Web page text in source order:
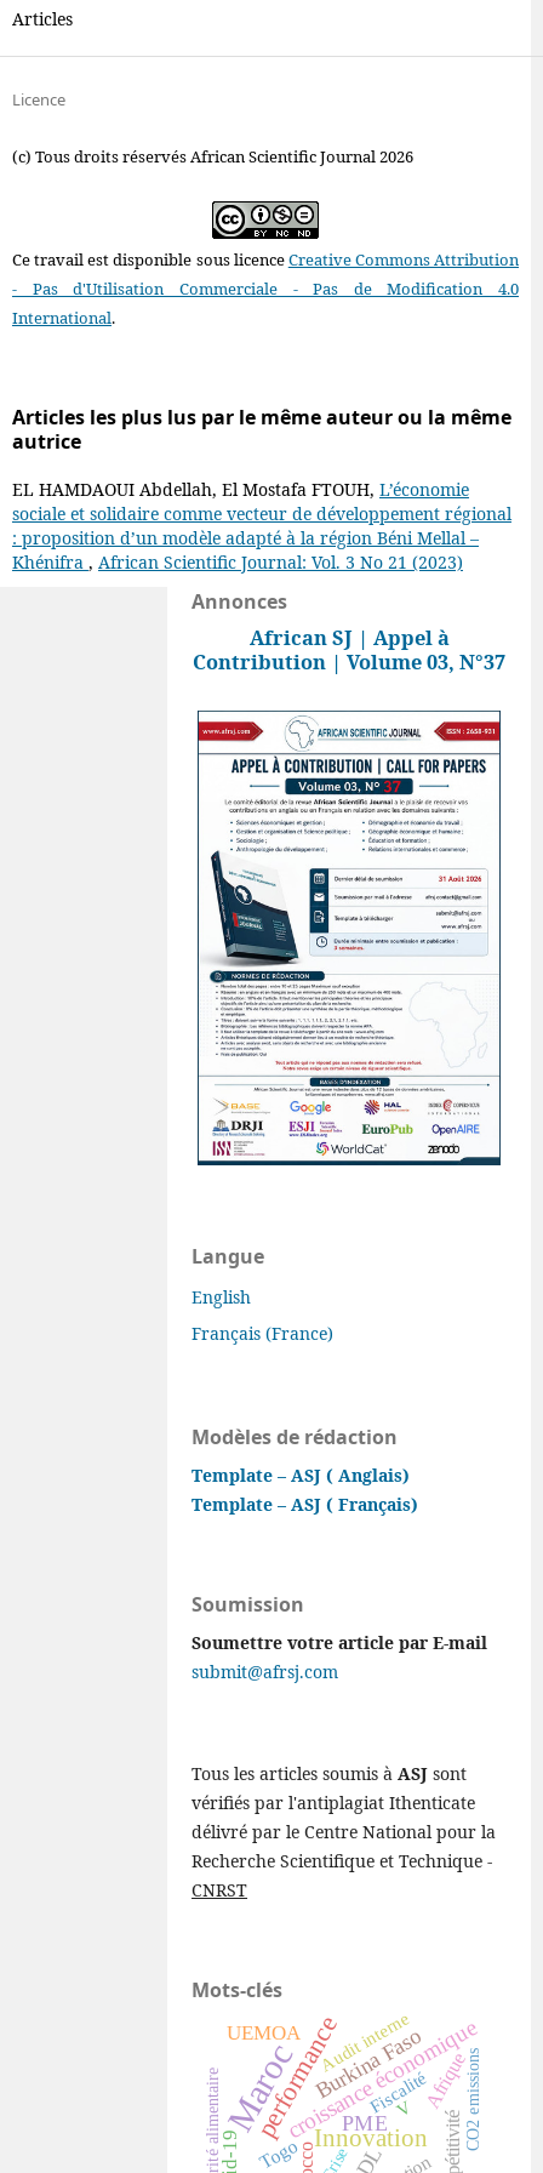
Articles
Licence
(c) Tous droits réservés African Scientific Journal 2026
Ce travail est disponible sous licenceCreative Commons Attribution
- Pas d'Utilisation Commerciale - Pas de Modification 4.0
International.
Articles les plus lus par le même auteur ou la même
autrice
EL HAMDAOUI Abdellah, El Mostafa FTOUH, L’économie
sociale et solidaire comme vecteur de développement régional
: proposition d’un modèle adapté à la région Béni Mellal –
Khénifra , African Scientific Journal: Vol. 3 No 21 (2023)
Annonces
African SJ | Appel à
Contribution | Volume 03, N°37
Langue
English
Français (France)
Modèles de rédaction
Template – ASJ ( Anglais)
Template – ASJ ( Français)
Soumission
Soumettre votre article par E-mail
submit@afrsj.com
Tous les articles soumis àASJ sont
vérifiés par l'antiplagiat Ithenticate
délivré par le Centre National pour la
Recherche Scientifique et Technique -
CNRST
Mots-clés
Maroc
performanceInnovation
croissance économique
Burkina Faso
PME
UEMOA
Afrique
Togo
Fiscalité
V
Audit interne
CO2 emissions
Sécurité alimentaire Crise